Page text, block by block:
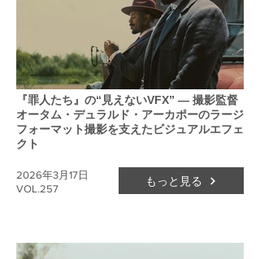
『罪人たち』の“見えないVFX” ― 撮影監督
オータム・デュラルド・アーカポーのラージ
フォーマット撮影を支えたビジュアルエフェ
クト
VOL.257
2026年3月17日 もっと見る